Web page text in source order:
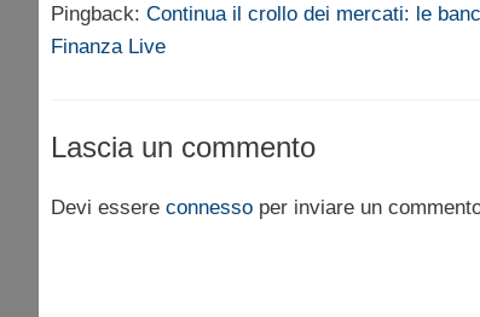
Pingback: Continua il crollo dei mercati: le
Finanza Live
Lascia un commento
Devi essere connesso per inviare un